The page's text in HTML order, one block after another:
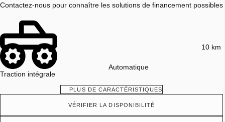
Contactez-nous pour connaître les solutions de financement possibles
Traction intégrale
Automatique
10 km
PLUS DE CARACTÉRISTIQUES
VÉRIFIER LA DISPONIBILITÉ